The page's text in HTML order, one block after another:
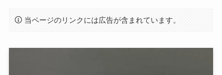
当ページのリンクには広告が含まれています。